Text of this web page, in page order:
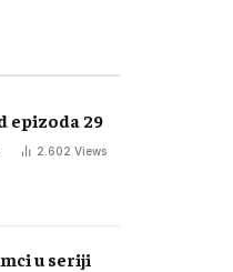
epizoda 29
2.602 Views
u seriji